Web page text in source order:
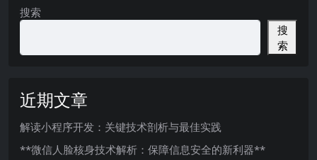
搜索
搜
索
近期文章
解读小程序开发：关键技术剖析与最佳实践
**微信人脸核身技术解析：保障信息安全的新利器**